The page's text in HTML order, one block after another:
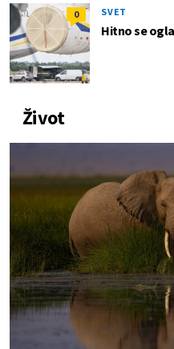
0 SVET
Hitno se
Život